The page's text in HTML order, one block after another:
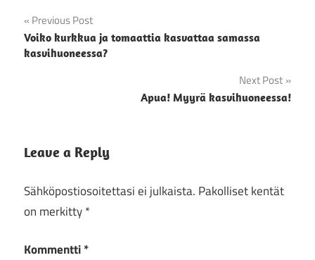
Artikkelien
selaus
Previous Post
Voiko kurkkua ja tomaattia kasvattaa samassa
kasvihuoneessa?
Next Post
Apua! Myyrä kasvihuoneessa!
Leave a Reply
Sähköpostiosoitettasi ei julkaista. Pakolliset kentät
on merkitty*
Kommentti*